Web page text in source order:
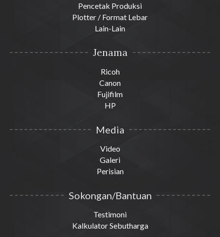
Pencetak Produksi
Plotter / Format Lebar
Lain-Lain
Jenama
Ricoh
Canon
Fujifilm
HP
Media
Video
Galeri
Perisian
Sokongan/Bantuan
Testimoni
Kalkulator Sebutharga